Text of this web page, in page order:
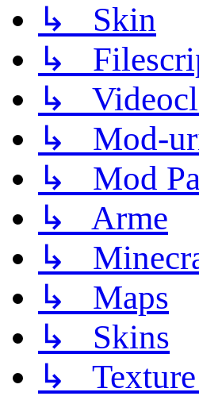
↳ Skin
↳
↳
↳ Mod-
↳ Mod
↳ Arme
↳
↳ Maps
↳ Skins
↳ Texture